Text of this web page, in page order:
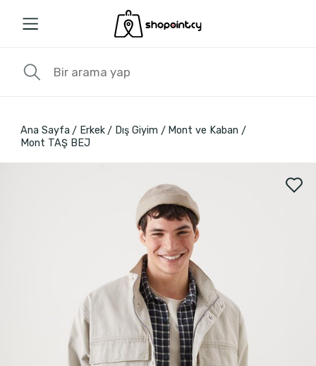
Ana Sayfa Erkek Dış Giyim
Mont ve Kaban
Mont TAŞ BEJ